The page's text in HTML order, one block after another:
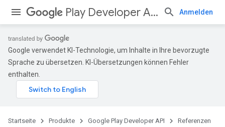
Play Developer API Anmelden
Google verwendet KI-Technologie, um Inhalte in Ihre bevorzugte
Sprache zu übersetzen. KI-Übersetzungen können Fehler
enthalten.
Startseite Produkte Google Play Developer API Referenzen